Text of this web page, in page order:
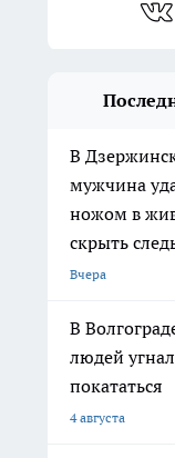
В
мужчина
ножом в
скрыть
Вчера
В
людей
покататься
4 августа